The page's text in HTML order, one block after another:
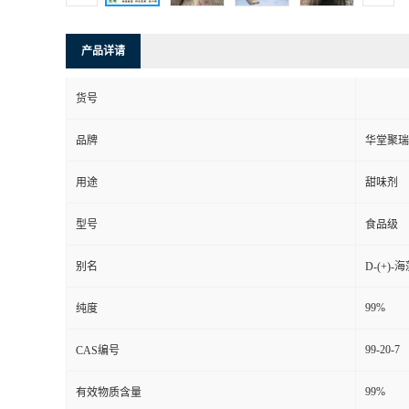
产品详请
货号
品牌 华堂聚瑞
用途 甜味剂
型号 食品级
别名 D-(+)-海
纯度 99%
CAS编号 99-20-7
有效物质含量 99%